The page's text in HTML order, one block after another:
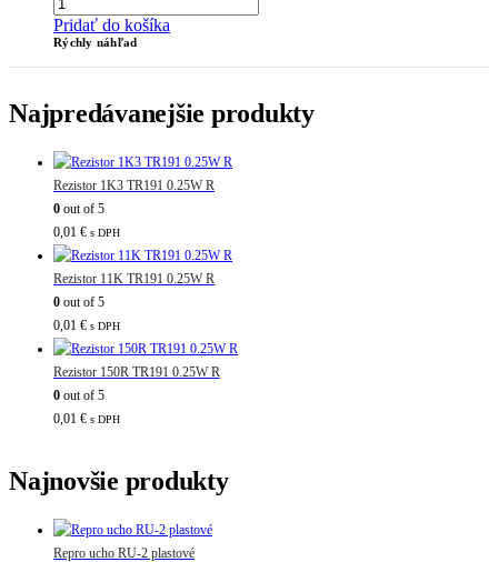
Pridať do košíka
Rýchly náhľad
Najpredávanejšie produkty
Rezistor 1K3 TR191 0.25W R
0 out of 5
0,01 € s DPH
Rezistor 11K TR191 0.25W R
0 out of 5
0,01 € s DPH
Rezistor 150R TR191 0.25W R
0 out of 5
0,01 € s DPH
Najnovšie produkty
Repro ucho RU-2 plastové